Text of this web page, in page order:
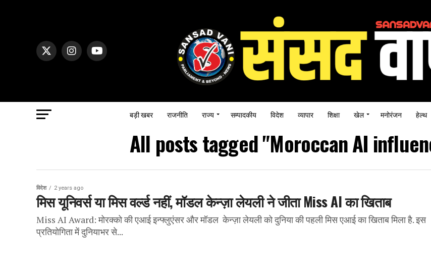
बड़ी खबर राजनीति राज्य सम्पादकीय विदेश व्यापार शिक्षा खेल मनोरंजन हेल्थ
All posts tagged "Moroccan AI
विदेश 2 years ago
मिस यूनिवर्स या मिस वर्ल्ड नहीं, मॉडल केन्ज़ा लेयली ने जीता Miss AI का खिताब
Miss AI Award: मोरक्को की एआई इन्फ्लुएंसर और मॉडल केन्ज़ा लेयली को दुनिया की पहली मिस एआई का खिताब मिला है. इस
प्रतियोगिता में दुनियाभर से...